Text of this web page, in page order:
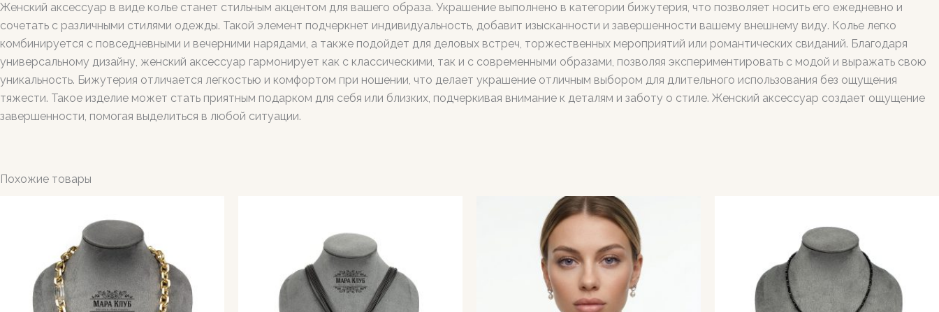
Женский аксессуар в виде колье станет стильным акцентом для вашего образа. Украшение выполнено в категории бижутерия, что позволяет носить его ежедневно и
сочетать с различными стилями одежды. Такой элемент подчеркнет индивидуальность, добавит изысканности и завершенности вашему внешнему виду. Колье легко
комбинируется с повседневными и вечерними нарядами, а также подойдет для деловых встреч, торжественных мероприятий или романтических свиданий. Благодаря
универсальному дизайну, женский аксессуар гармонирует как с классическими, так и с современными образами, позволяя экспериментировать с модой и выражать свою
уникальность. Бижутерия отличается легкостью и комфортом при ношении, что делает украшение отличным выбором для длительного использования без ощущения
тяжести. Такое изделие может стать приятным подарком для себя или близких, подчеркивая внимание к деталям и заботу о стиле. Женский аксессуар создает ощущение
завершенности, помогая выделиться в любой ситуации.
Похожие товары